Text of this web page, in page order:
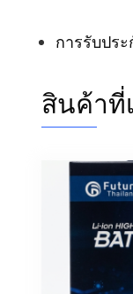
การรับปร
สินค้าที่